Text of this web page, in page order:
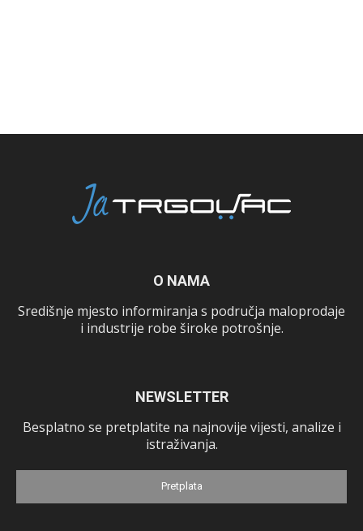
O NAMA
Središnje mjesto informiranja s područja maloprodaje
i industrije robe široke potrošnje.
NEWSLETTER
Besplatno se pretplatite na najnovije vijesti, analize i
istraživanja.
Pretplata